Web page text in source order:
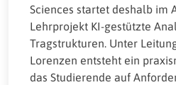
Sciences startet deshalb im
Lehrprojekt KI-gestützte
Tragstrukturen. Unter
Lorenzen entsteht ein
das Studierende auf